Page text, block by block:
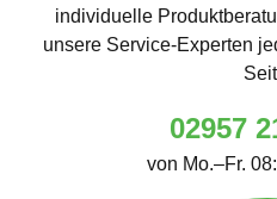
individuelle
unsere Service-Experten
02957
von Mo.–Fr.